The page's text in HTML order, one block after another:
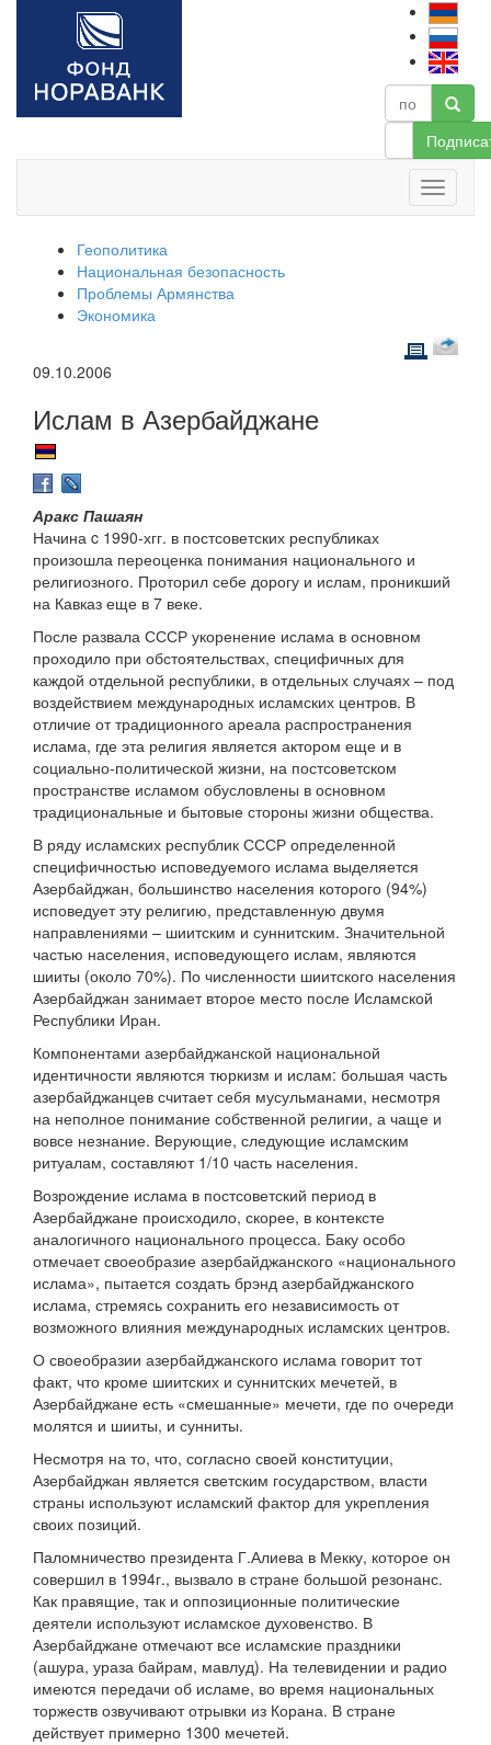
Геополитика
Национальная безопасность
Проблемы Армянства
Экономика
09.10.2006
Ислам в Азербайджане
Аракс Пашаян
Начина c 1990-хгг. в постсоветских республиках
произошла переоценка понимания национального и
религиозного. Проторил себе дорогу и ислам, проникший
на Кавказ еще в 7 веке.
После развала СССР укоренение ислама в основном
проходило при обстоятельствах, специфичных для
каждой отдельной республики, в отдельных случаях – под
воздействием международных исламских центров. В
отличие от традиционного ареала распространения
ислама, где эта религия является актором еще и в
социально-политической жизни, на постсоветском
пространстве исламом обусловлены в основном
традициональные и бытовые стороны жизни общества.
В ряду исламских республик СССР определенной
специфичностью исповедуемого ислама выделяется
Азербайджан, большинство населения которого (94%)
исповедует эту религию, представленную двумя
направлениями – шиитским и суннитским. Значительной
частью населения, исповедующего ислам, являются
шииты (около 70%). По численности шиитского населения
Азербайджан занимает второе место после Исламской
Республики Иран.
Компонентами азербайджанской национальной
идентичности являются тюркизм и ислам: большая часть
азербайджанцев считает себя мусульманами, несмотря
на неполное понимание собственной религии, а чаще и
вовсе незнание. Верующие, следующие исламским
ритуалам, составляют 1/10 часть населения.
Возрождение ислама в постсоветский период в
Азербайджане происходило, скорее, в контексте
аналогичного национального процесса. Баку особо
отмечает своеобразие азербайджанского «национального
ислама», пытается создать брэнд азербайджанского
ислама, стремясь сохранить его независимость от
возможного влияния международных исламских центров.
О своеобразии азербайджанского ислама говорит тот
факт, что кроме шиитских и суннитских мечетей, в
Азербайджане есть «смешанные» мечети, где по очереди
молятся и шииты, и сунниты.
Несмотря на то, что, согласно своей конституции,
Азербайджан является светским государством, власти
страны используют исламский фактор для укрепления
своих позиций.
Паломничество президента Г.Алиева в Мекку, которое он
совершил в 1994г., вызвало в стране большой резонанс.
Как правящие, так и оппозиционные политические
деятели используют исламское духовенство. В
Азербайджане отмечают все исламские праздники
(ашура, ураза байрам, мавлуд). На телевидении и радио
имеются передачи об исламе, во время национальных
торжеств озвучивают отрывки из Корана. В стране
действует примерно 1300 мечетей.